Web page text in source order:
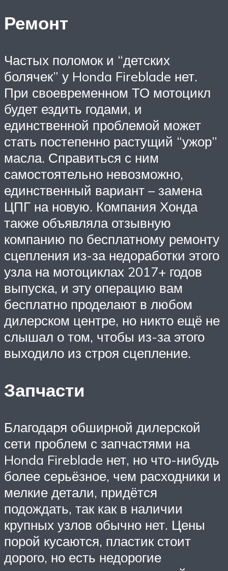
Ремонт
Частых поломок и “детских
болячек” у Honda Fireblade нет.
При своевременном ТО мотоцикл
будет ездить годами, и
единственной проблемой может
стать постепенно растущий “ужор”
масла. Справиться с ним
самостоятельно невозможно,
единственный вариант – замена
ЦПГ на новую. Компания Хонда
также объявляла отзывную
компанию по бесплатному ремонту
сцепления из-за недоработки этого
узла на мотоциклах 2017+ годов
выпуска, и эту операцию вам
бесплатно проделают в любом
дилерском центре, но никто ещё не
слышал о том, чтобы из-за этого
выходило из строя сцепление.
Запчасти
Благодаря обширной дилерской
сети проблем с запчастями на
Honda Fireblade нет, но что-нибудь
более серьёзное, чем расходники и
мелкие детали, придётся
подождать, так как в наличии
крупных узлов обычно нет. Цены
порой кусаются, пластик стоит
дорого, но есть недорогие